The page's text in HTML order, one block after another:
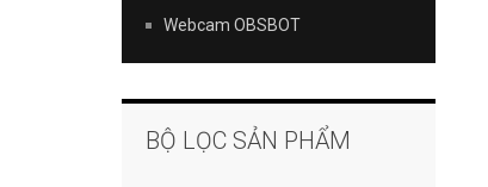
Webcam OBSBOT
BỘ LỌC SẢN PHẨM